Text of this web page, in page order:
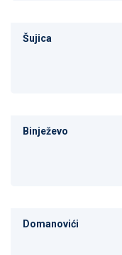
Šujica
Binježevo
Domanovići